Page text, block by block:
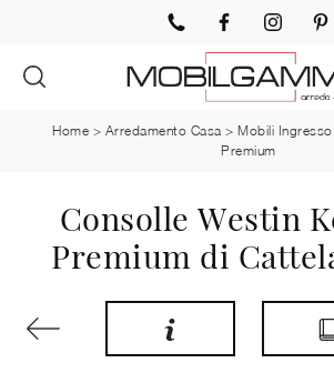
Home > Arredamento Casa > Mobili Ingresso
Premium
Consolle Westin
Premium di